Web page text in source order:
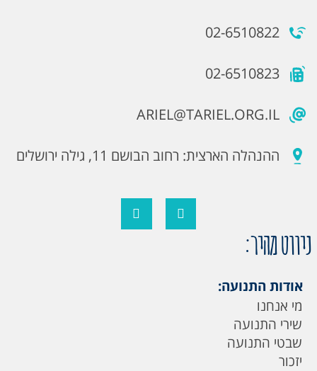
02-6510822
02-6510823
ARIEL@TARIEL.ORG.IL
ההנהלה הארצית: רחוב הבושם 11, גילה ירושלים
ניווט מהיר:
אודות התנועה:
מי אנחנו
שירי התנועה
שבטי התנועה
יזכור